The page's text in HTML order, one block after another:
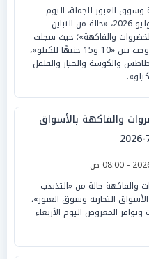
العبور للجملة، اليوم
الجمعة الموافق 31 يوليو 2026، «حالة من التباين
والفاكهة»؛ حيث سجلت
الطماطم مستويات تراوحت بين «10 و15 جنيهًا للكيلو»،
والكوسة والخيار والفلفل
والفاكهة بالأسواق
والفاكهة حالة من «التذبذب
التجارية وسوق العبور»،
المعروض اليوم الأربعاء